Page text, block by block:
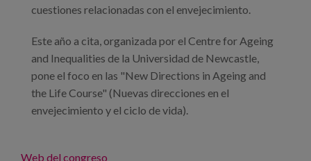
cuestiones relacionadas con el envejecimiento.
Este año a cita, organizada por el Centre for Ageing
and Inequalities de la Universidad de Newcastle,
pone el foco en las "New Directions in Ageing and
the Life Course" (Nuevas direcciones en el
envejecimiento y el ciclo de vida).
Web del congreso